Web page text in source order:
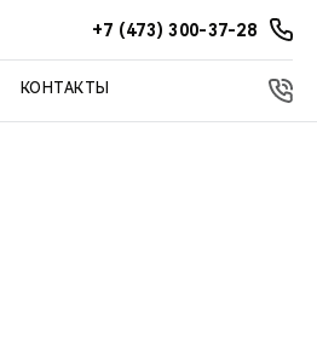
+7 (473) 300-37-28
КОНТАКТЫ